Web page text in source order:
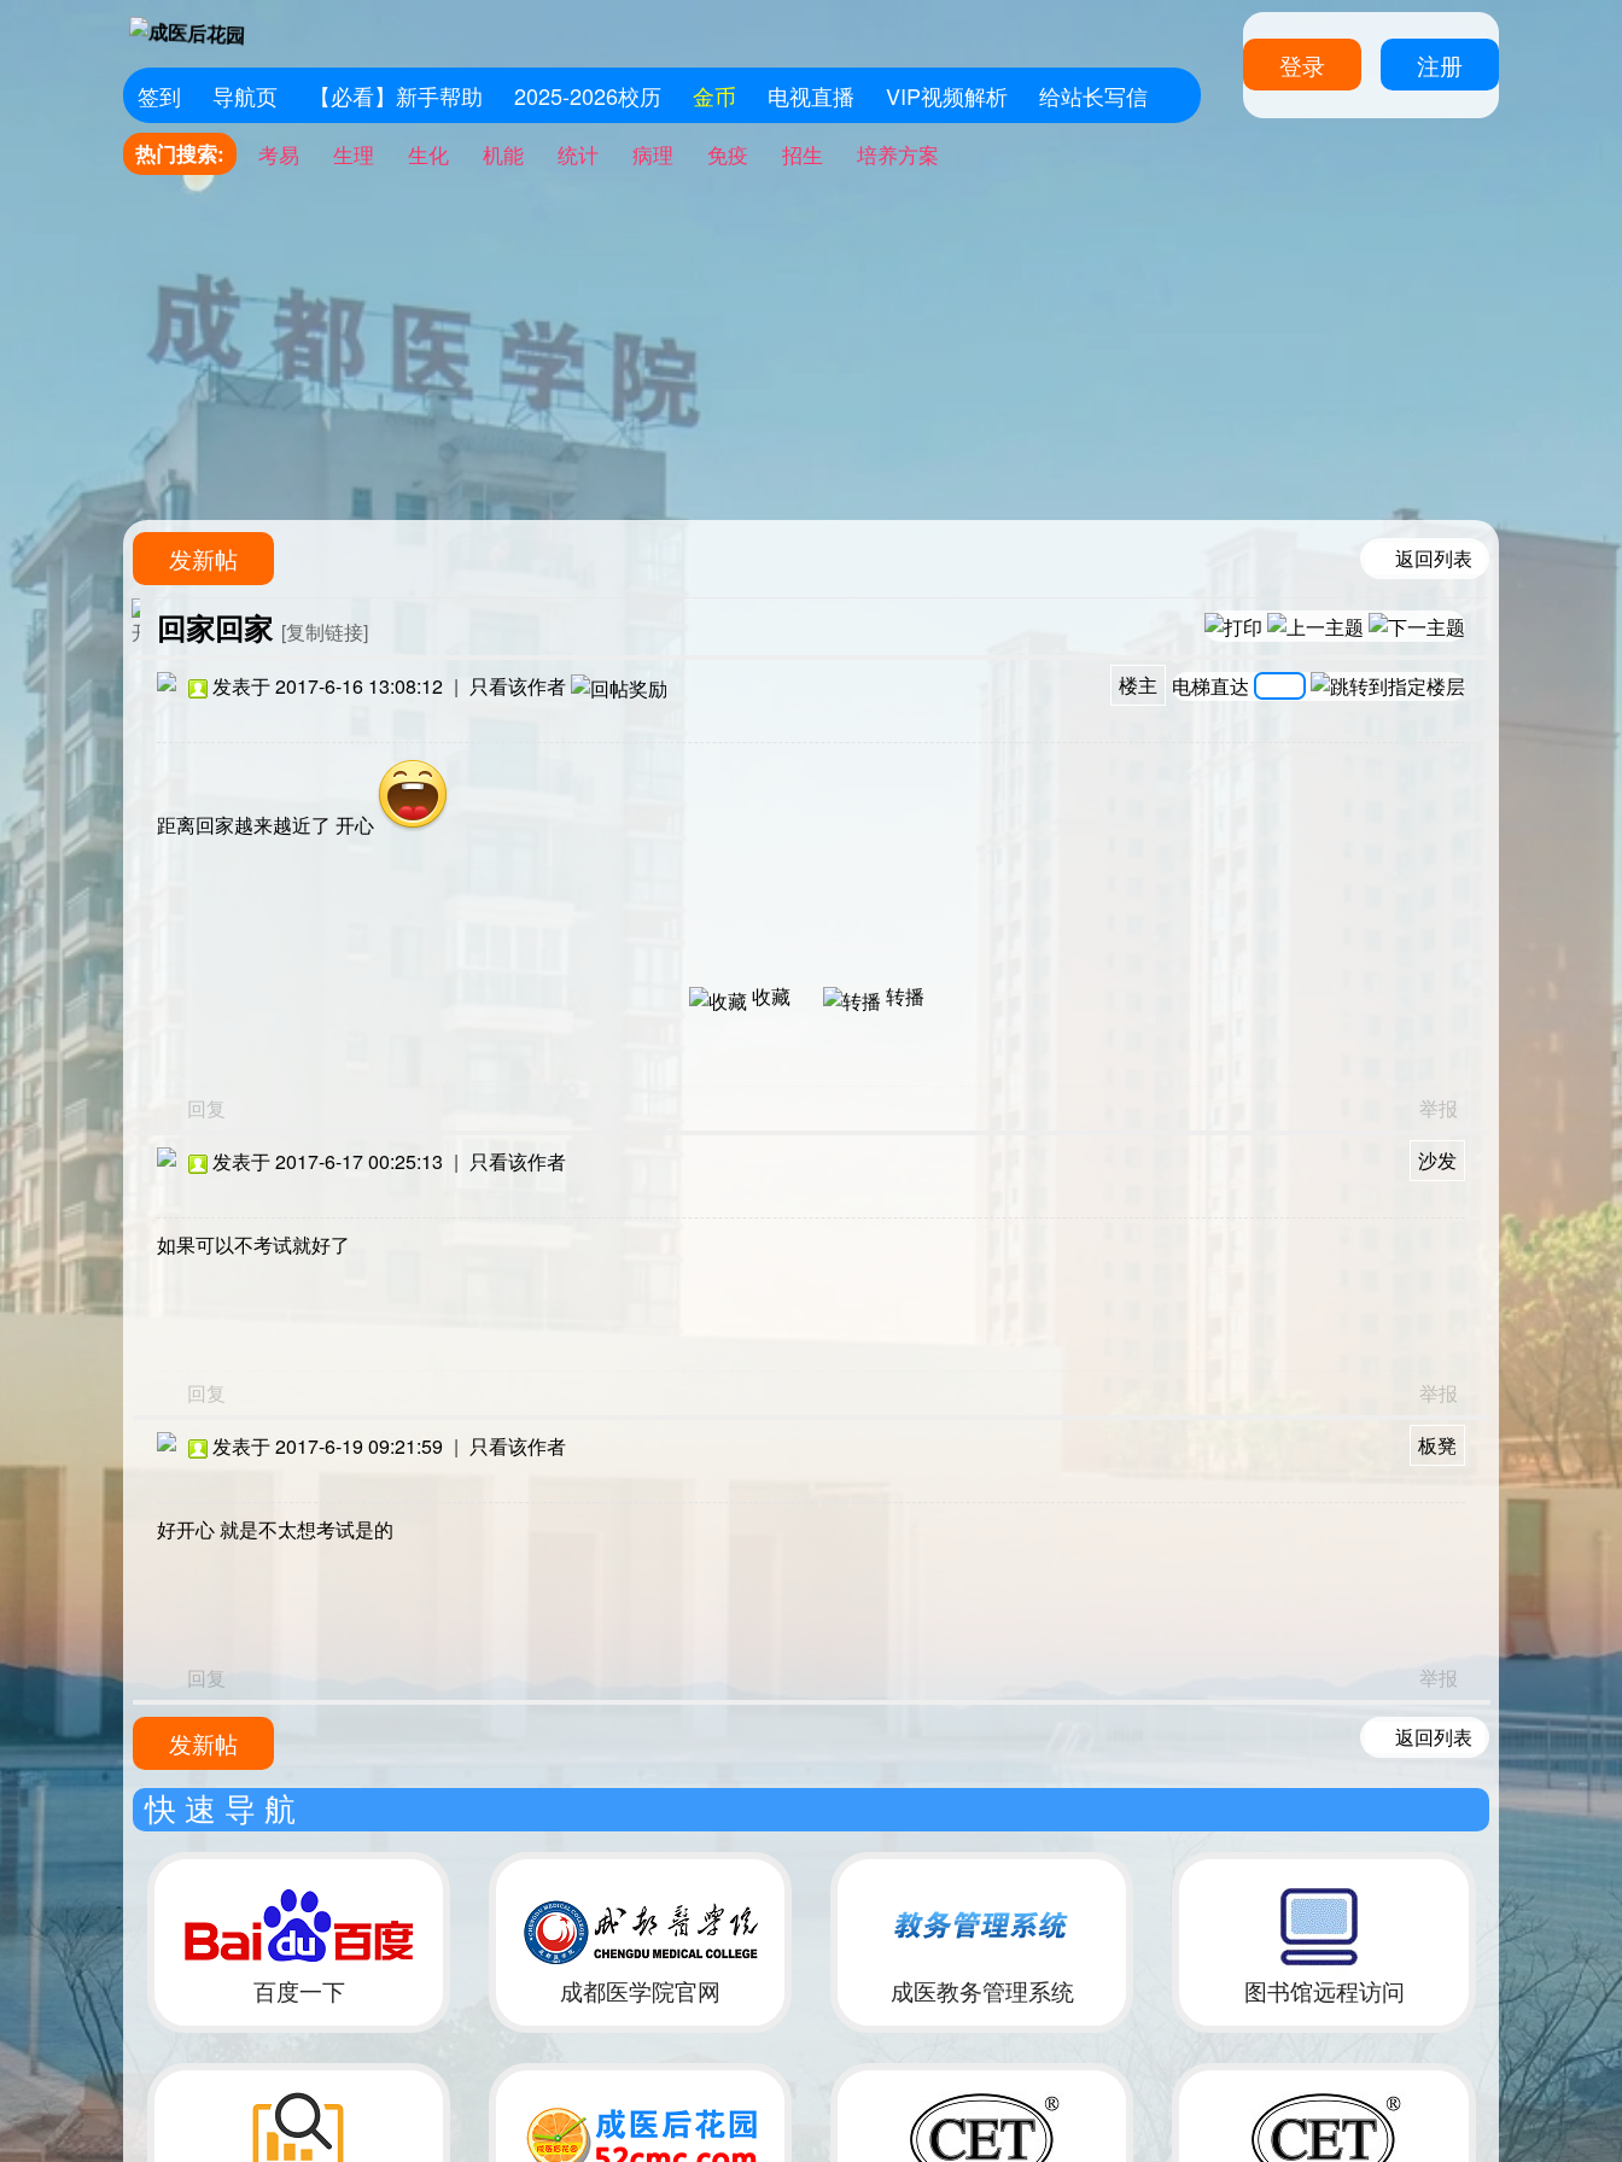
登录 注册
签到 导航页 【必看】新手帮助 2025-2026校历 金币 电视直播 VIP视频解析 给站长写信
热门搜索: 考易 生理 生化 机能 统计 病理 免疫 招生 培养方案
返回列表
发新帖
回家回家 [复制链接]
电梯直达
楼主
发表于 2017-6-16 13:08:12 | 只看该作者
距离回家越来越近了 开心
收藏 转播
回复
举报
沙发
发表于 2017-6-17 00:25:13 | 只看该作者
如果可以不考试就好了
回复
举报
板凳
发表于 2017-6-19 09:21:59 | 只看该作者
好开心 就是不太想考试是的
回复 举报
返回列表
发新帖
快 速 导 航